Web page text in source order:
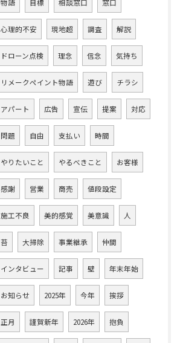
物語 目標 相談窓口 窓口
心理的不安 現地超 調査 解説
ドローン点検 理念 信念 気持ち
リメークペイント物語 遊び チラシ
アパート 広告 宣伝 提案 対応
問題 自由 支払い 時間
やりたいこと やるべきこと お客様
感謝 営業 商売 値段設定
施工不良 美的感覚 美意識 人
苔 大掃除 事業継承 仲間
インタビュー 記事 壁 年末年始
お知らせ 2025年 今年 挨拶
正月 謹賀新年 2026年 抱負